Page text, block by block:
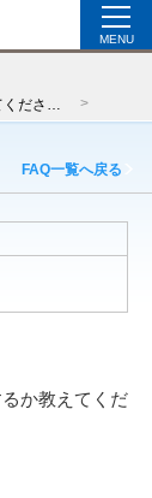
MENU
FAQ一覧へ戻る
か教えてくだ